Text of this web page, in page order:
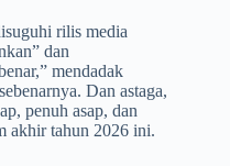
rilis media
dan
mendadak
Dan astaga,
penuh asap, dan
akhir tahun 2026 ini.